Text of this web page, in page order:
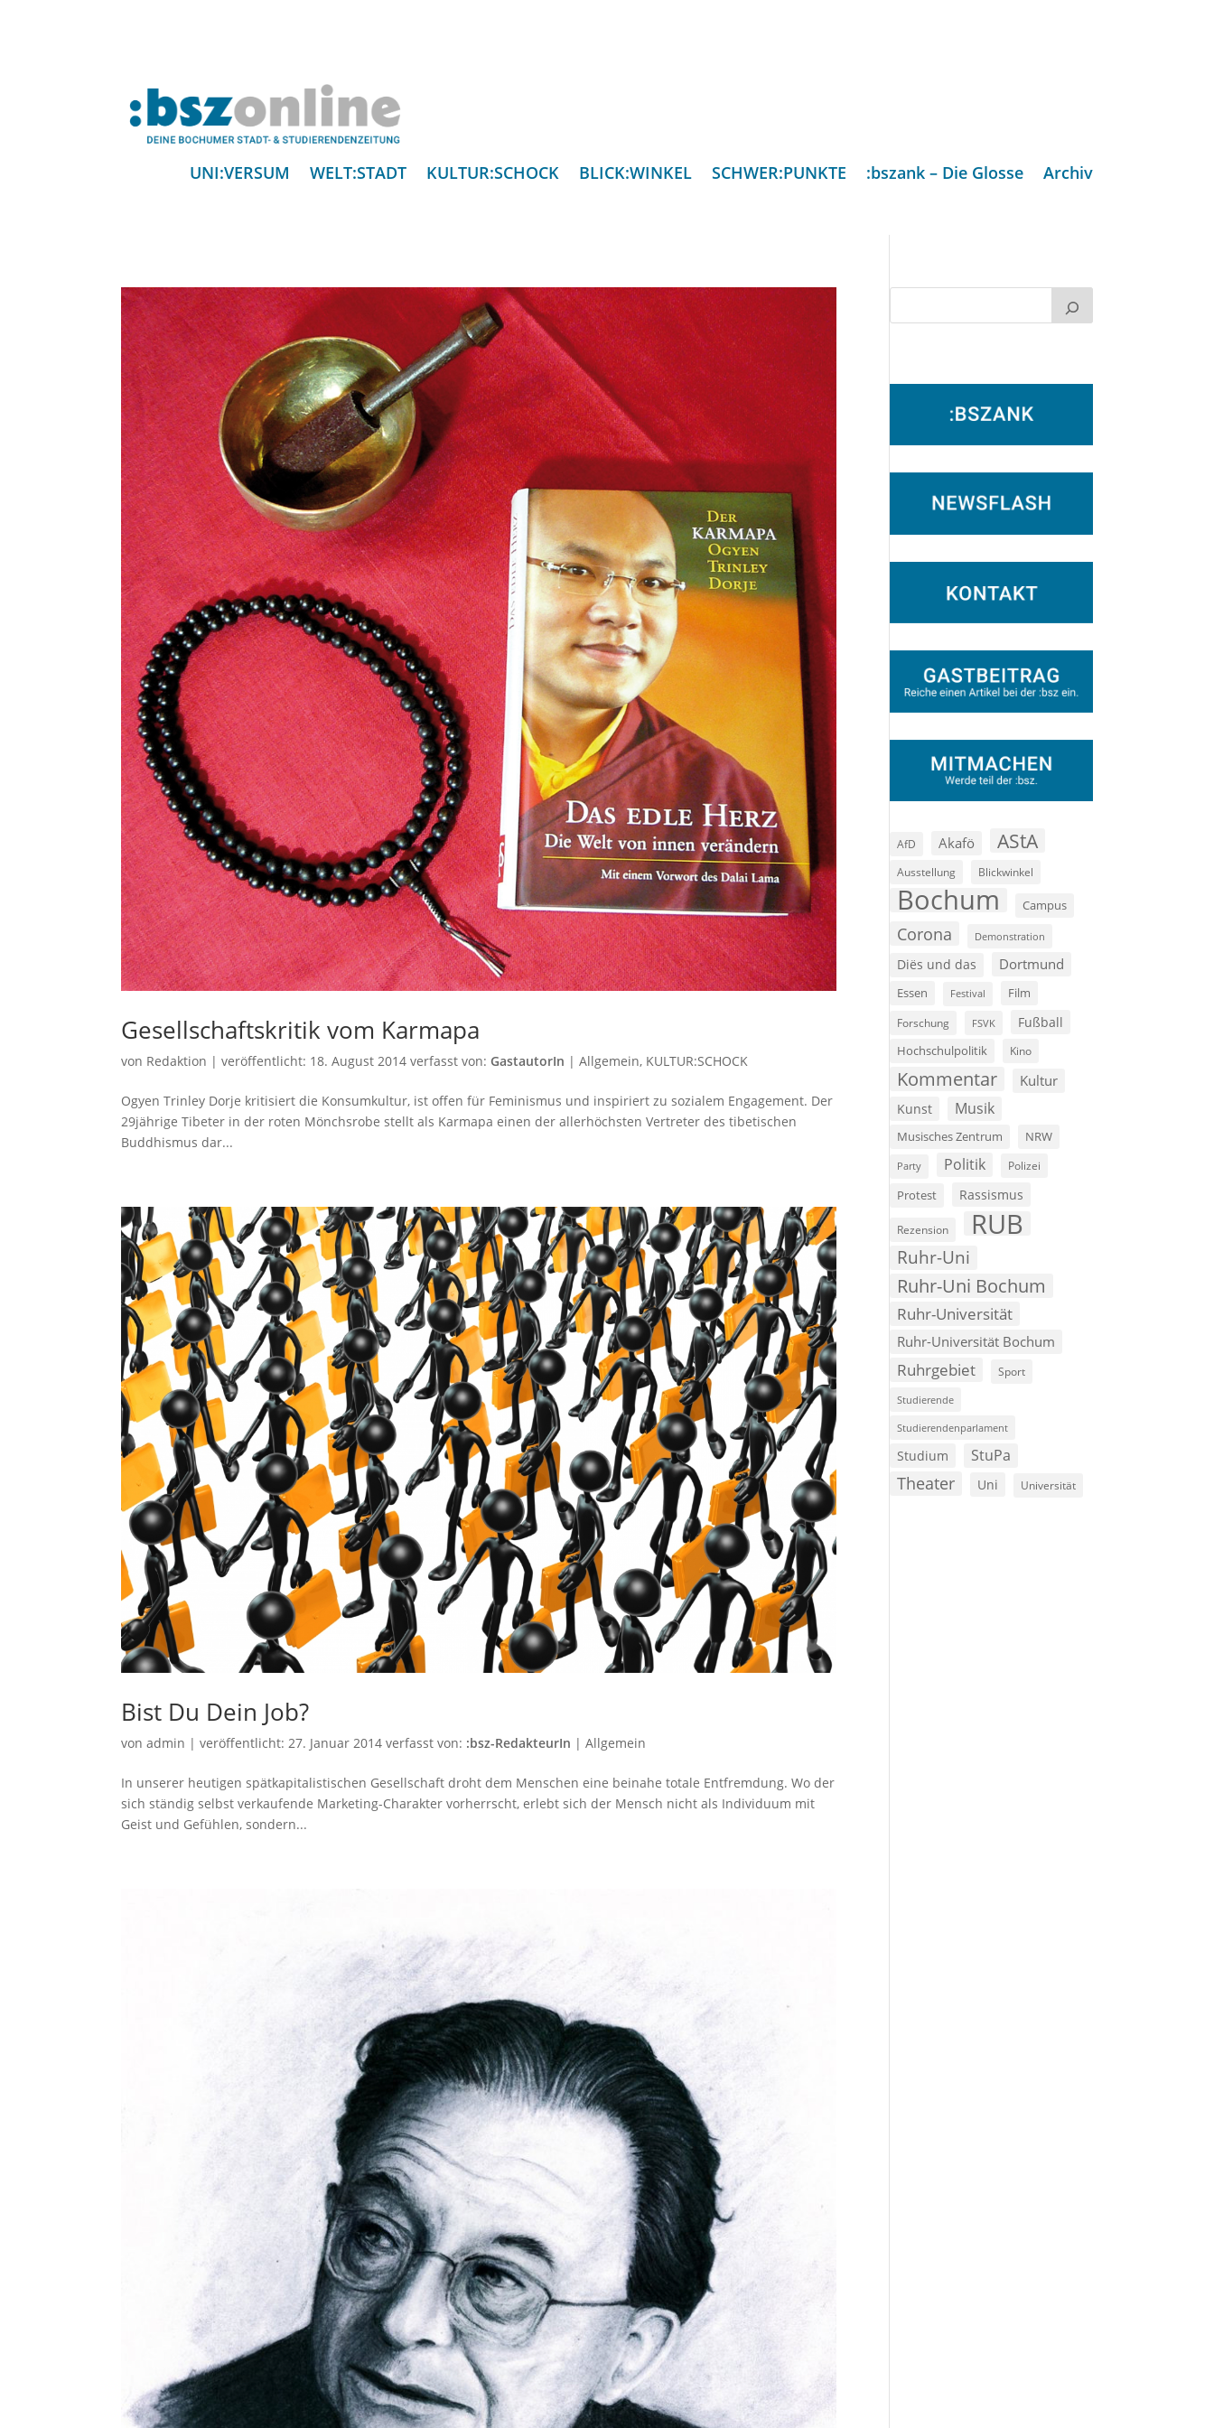
UNI:VERSUM WELT:STADT KULTUR:SCHOCK BLICK:WINKEL SCHWER:PUNKTE :bszank – Die Glosse Archiv
Gesellschaftskritik vom Karmapa
von Redaktion |veröffentlicht: 18. August 2014 verfasst von: GastautorIn |Allgemein, KULTUR:SCHOCK
Ogyen Trinley Dorje kritisiert die Konsumkultur, ist offen für Feminismus und inspiriert zu sozialem Engagement. Der
29jährige Tibeter in der roten Mönchsrobe stellt als Karmapa einen der allerhöchsten Vertreter des tibetischen
Buddhismus dar...
Bist Du Dein Job?
vonadmin |veröffentlicht:27. Januar 2014 verfasst von: :bsz-RedakteurIn |Allgemein
In unserer heutigen spätkapitalistischen Gesellschaft droht dem Menschen eine beinahe totale Entfremdung. Wo der
sich ständig selbst verkaufende Marketing-Charakter vorherrscht, erlebt sich der Mensch nicht als Individuum mit
Geist und Gefühlen, sondern...
AfD Akafö AStA
Ausstellung Blickwinkel
Bochum Campus
Corona Demonstration
Diës und das Dortmund
Essen Festival Film
Forschung FSVK Fußball
Hochschulpolitik Kino
Kommentar Kultur
Kunst Musik
Musisches Zentrum NRW
Party Politik Polizei
Protest Rassismus
Rezension RUB
Ruhr-Uni
Ruhr-Uni Bochum
Ruhr-Universität
Ruhr-Universität Bochum
Ruhrgebiet Sport
Studierende
Studierendenparlament
Studium StuPa
Theater Uni Universität